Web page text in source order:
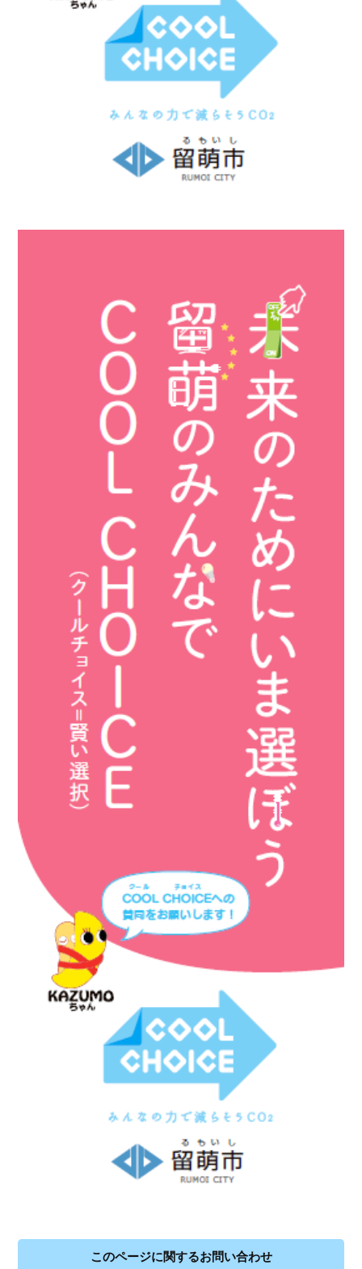
このページに関するお問い合わせ